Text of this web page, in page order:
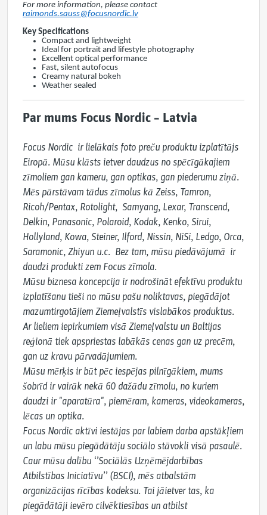
For more information, please contact
raimonds.sauss@focusnordic.lv
Key Specifications
Compact and lightweight
Ideal for portrait and lifestyle photography
Excellent optical performance
Fast, silent autofocus
Creamy natural bokeh
Weather sealed
Par mums Focus Nordic – Latvia
Focus Nordic  ir lielākais foto preču produktu izplatītājs
Eiropā. Mūsu klāsts ietver daudzus no spēcīgākajiem
zīmoliem gan kameru, gan optikas, gan piederumu ziņā.
Mēs pārstāvam tādus zīmolus kā Zeiss, Tamron,
Ricoh/Pentax, Rotolight,  Samyang, Lexar, Transcend,
Delkin, Panasonic, Polaroid, Kodak, Kenko, Sirui,
Hollyland, Kowa, Steiner, Ilford, Nissin, NiSi, Ledgo, Orca,
Saramonic, Zhiyun u.c.  Bez tam, mūsu piedāvājumā  ir
daudzi produkti zem Focus zīmola.
Mūsu biznesa koncepcija ir nodrošināt efektīvu produktu
izplatīšanu tieši no mūsu pašu noliktavas, piegādājot
mazumtirgotājiem Ziemeļvalstīs vislabākos produktus.
Ar lieliem iepirkumiem visā Ziemeļvalstu un Baltijas
reģionā tiek apspriestas labākās cenas gan uz precēm,
gan uz kravu pārvadājumiem.
Mūsu mērķis ir būt pēc iespējas pilnīgākiem, mums
šobrīd ir vairāk nekā 60 dažādu zīmolu, no kuriem
daudzi ir "aparatūra", piemēram, kameras, videokameras,
lēcas un optika.
Focus Nordic aktīvi iestājas par labiem darba apstākļiem
un labu mūsu piegādātāju sociālo stāvokli visā pasaulē.
Caur mūsu dalību ‘’Sociālās Uzņēmējdarbības
Atbilstības Iniciatīvu’’ (BSCI), mēs atbalstām
organizācijas rīcības kodeksu. Tai jāietver tas, ka
piegādātāji ievēro cilvēktiesības un atbilst